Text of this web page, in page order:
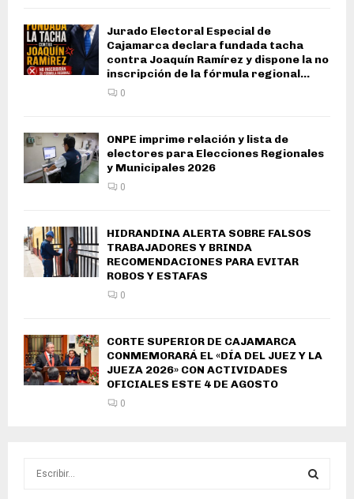
Jurado Electoral Especial de
Cajamarca declara fundada tacha
contra Joaquín Ramírez y dispone la no
inscripción de la fórmula regional...
0
ONPE imprime relación y lista de
electores para Elecciones Regionales
y Municipales 2026
0
HIDRANDINA ALERTA SOBRE FALSOS
TRABAJADORES Y BRINDA
RECOMENDACIONES PARA EVITAR
ROBOS Y ESTAFAS
0
CORTE SUPERIOR DE CAJAMARCA
CONMEMORARÁ EL «DÍA DEL JUEZ Y LA
JUEZA 2026» CON ACTIVIDADES
OFICIALES ESTE 4 DE AGOSTO
0